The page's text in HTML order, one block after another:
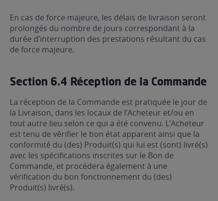
En cas de force majeure, les délais de livraison seront
prolongés du nombre de jours correspondant à la
durée d’interruption des prestations résultant du cas
de force majeure.
Section 6.4 Réception de la Commande
La réception de la Commande est pratiquée le jour de
la Livraison, dans les locaux de l’Acheteur et/ou en
tout autre lieu selon ce qui a été convenu. L’Acheteur
est tenu de vérifier le bon état apparent ainsi que la
conformité du (des) Produit(s) qui lui est (sont) livré(s)
avec les spécifications inscrites sur le Bon de
Commande, et procédera également à une
vérification du bon fonctionnement du (des)
Produit(s) livré(s).